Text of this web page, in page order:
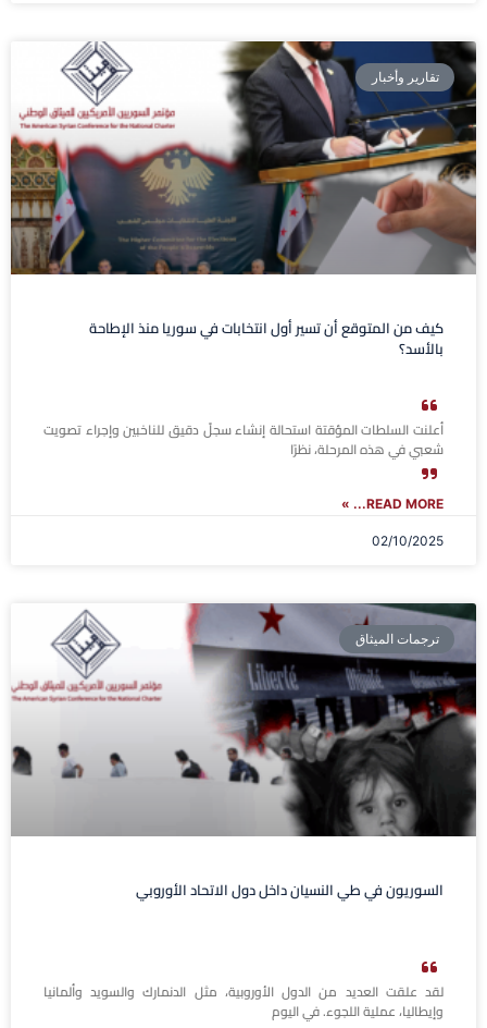
تقارير وأخبار
كيف من المتوقع أن تسير أول انتخابات في سوريا منذ الإطاحة
بالأسد؟
أعلنت السلطات المؤقتة استحالة إنشاء سجلّ دقيق للناخبين وإجراء تصويت
شعبي في هذه المرحلة، نظرًا
READ MORE... »
02/10/2025
ترجمات الميثاق
السوريون في طي النسيان داخل دول الاتحاد الأوروبي
لقد علقت العديد من الدول الأوروبية، مثل الدنمارك والسويد وألمانيا
وإيطاليا، عملية اللجوء. في اليوم